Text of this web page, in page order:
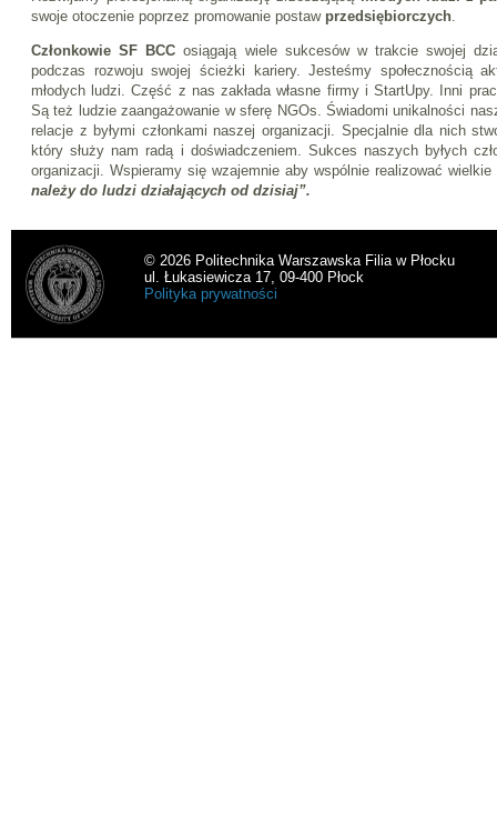
swoje otoczenie poprzez promowanie postaw przedsiębiorczych
Członkowie SF BCC osiągają wiele sukcesów w trakcie swojej
podczas rozwoju swojej ścieżki kariery. Jesteśmy społecznością
młodych ludzi. Część z nas zakłada własne firmy i StartUpy. Inni
Są też ludzie zaangażowanie w sferę NGOs. Świadomi unikalności
relacje z byłymi członkami naszej organizacji. Specjalnie dla nich
który służy nam radą i doświadczeniem. Sukces naszych byłych
organizacji. Wspieramy się wzajemnie aby wspólnie realizować
należy do ludzi działających od dzisiaj”.
© 2026 Politechnika Warszawska Filia w Płocku
ul. Łukasiewicza 17, 09-400 Płock
Polityka prywatności